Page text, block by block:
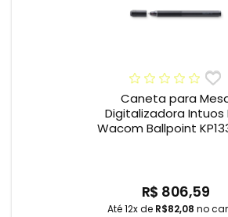
Caneta para
Digitalizadora Intuos
Wacom Ballpoint
R$ 806,59
Até 12x de R$82,08 no